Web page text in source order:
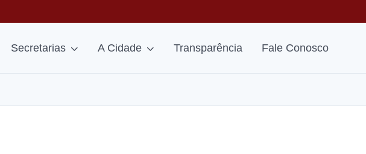
Secretarias A Cidade Transparência Fale Conosco